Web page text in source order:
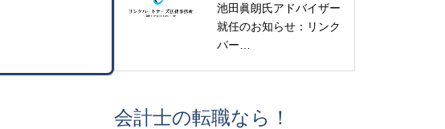
池田眞朗氏アドバイザー
就任のお知らせ：リンク
パー…
会計士の転職なら！